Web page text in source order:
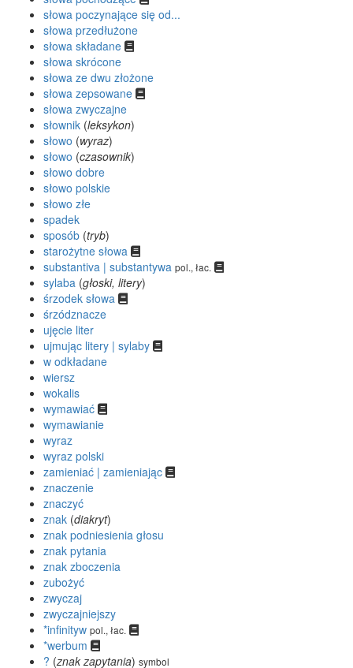
słowa poczynające się od...
słowa przedłużone
słowa składane
słowa skrócone
słowa ze dwu złożone
słowa zepsowane
słowa zwyczajne
słownik (leksykon)
słowo (wyraz)
słowo (czasownik)
słowo dobre
słowo polskie
słowo złe
spadek
sposób (tryb)
starożytne słowa
substantiva | substantywa pol., łac.
sylaba (głoski, litery)
śrzodek słowa
śrzódznacze
ujęcie liter
ujmując litery | sylaby
w odkładane
wiersz
wokalis
wymawiać
wymawianie
wyraz
wyraz polski
zamieniać | zamieniając
znaczenie
znaczyć
znak (diakryt)
znak podniesienia głosu
znak pytania
znak zboczenia
zubożyć
zwyczaj
zwyczajniejszy
*infinityw pol., łac.
*werbum
? (znak zapytania) symbol